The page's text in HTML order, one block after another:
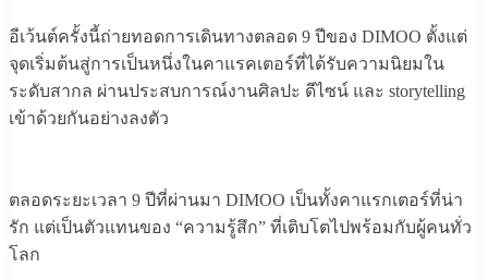
อีเว้นต์ครั้งนี้ถ่ายทอดการเดินทางตลอด 9 ปีของ DIMOO ตั้งแต่
จุดเริ่มต้นสู่การเป็นหนึ่งในคาแรคเตอร์ที่ได้รับความนิยมใน
ระดับสากล ผ่านประสบการณ์งานศิลปะ ดีไซน์ และ storytelling
เข้าด้วยกันอย่างลงตัว
ตลอดระยะเวลา 9 ปีที่ผ่านมา DIMOO เป็นทั้งคาแรกเตอร์ที่น่า
รัก แต่เป็นตัวแทนของ “ความรู้สึก” ที่เติบโตไปพร้อมกับผู้คนทั่ว
โลก